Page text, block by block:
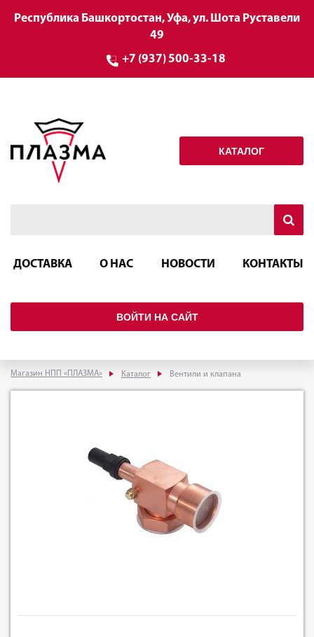
Республика Башкортостан, Уфа, ул. Шота Руставели
49
+7 (937) 500-33-18
КАТАЛОГ
ДОСТАВКА О НАС НОВОСТИ КОНТАКТЫ
ВОЙТИ НА САЙТ
Магазин НПП «ПЛАЗМА» Каталог Вентили и клапана